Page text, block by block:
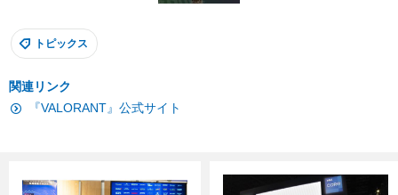
トピックス
関連リンク
『VALORANT』公式サイト